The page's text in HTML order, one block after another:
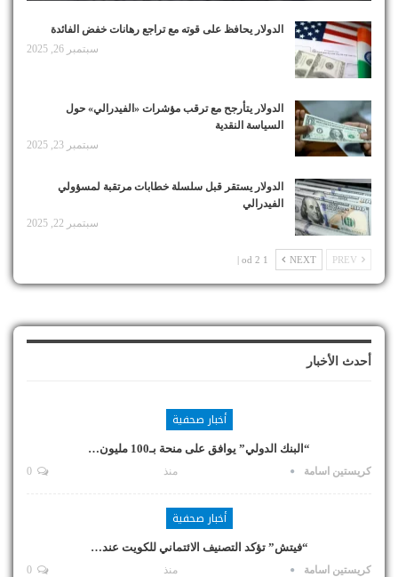
الدولار يحافظ على قوته مع تراجع رهانات خفض الفائدة
سبتمبر 26, 2025
الدولار يتأرجح مع ترقب مؤشرات «الفيدرالي» حول
السياسة النقدية
سبتمبر 23, 2025
الدولار يستقر قبل سلسلة خطابات مرتقبة لمسؤولي
الفيدرالي
سبتمبر 22, 2025
NEXT
1 od 2 |
أحدث الأخبار
أخبار صحفية
“البنك الدولي” يوافق على منحة بـ100 مليون…
كريستين اسامة منذ
أخبار صحفية
“فيتش” تؤكد التصنيف الائتماني للكويت عند…
كريستين اسامة منذ